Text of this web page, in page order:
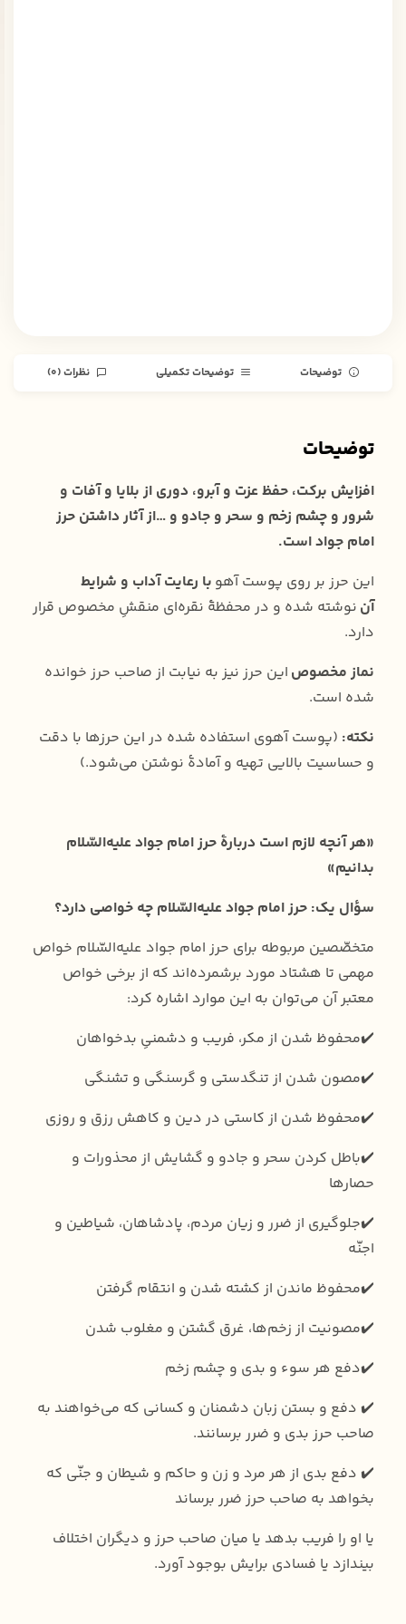
توضیحات توضیحات تکمیلی نظرات (0)
توضیحات
افزایش برکت،‌ حفظ عزت و آبرو، دوری از بلایا و آفات و
شرور و چشم زخم و سحر و جادو و …از آثار داشتن حرز
امام جواد است.
️این حرز بر روی پوست آهو با رعایت آداب و شرایط
آن نوشته شده و در محفظۀ نقره‌ای منقشِ مخصوص قرار
دارد.
نماز مخصوص این حرز نیز به نیابت از صاحب حرز خوانده
شده است.
نکته:‌ (پوست آهوی استفاده شده در این حرزها با دقت
و حساسیت بالایی تهیه و آمادۀ نوشتن می‌شود.)
«هر آنچه لازم است دربارۀ حرز امام جواد علیه‌السّلام
بدانیم»
سؤال یک: حرز امام جواد علیه‌السّلام چه خواصی دارد؟
متخصّصین مربوطه برای حرز امام جواد علیه‌السّلام خواص
مهمی تا هشتاد مورد برشمرده‌اند که از برخی خواص‌
معتبر آن می‌توان به این موارد اشاره کرد:
✔️محفوظ شدن از مکر، فریب و دشمنیِ بدخواهان
✔️مصون شدن از تنگدستی و گرسنگی و تشنگی
✔️محفوظ شدن از کاستی در دین و کاهش رزق و روزی
✔️باطل کردن سحر و جادو و گشایش از محذورات و
حصارها
✔️جلوگیری از ضرر و زیان مردم، پادشاهان، شیاطین و
اجنّه
✔️محفوظ ماندن از کشته شدن و انتقام گرفتن
✔️مصونیت از زخم‌ها، غرق گشتن و مغلوب شدن
✔️دفع هر سوء و بدی و چشم زخم
✔️ دفع و بستن زبان دشمنان و کسانی که می‌خواهند به
صاحب حرز بدی و ضرر برسانند.
✔️ دفع بدی از هر مرد و زن و حاکم و شیطان و جنّی که
بخواهد به صاحب حرز ضرر برساند
یا او را فریب بدهد یا میان صاحب حرز و دیگران اختلاف
بیندازد یا فسادی برایش بوجود آورد.